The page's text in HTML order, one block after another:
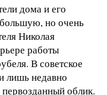
дома и его
но очень
Николая
работы
В советское
лишь недавно
облик.